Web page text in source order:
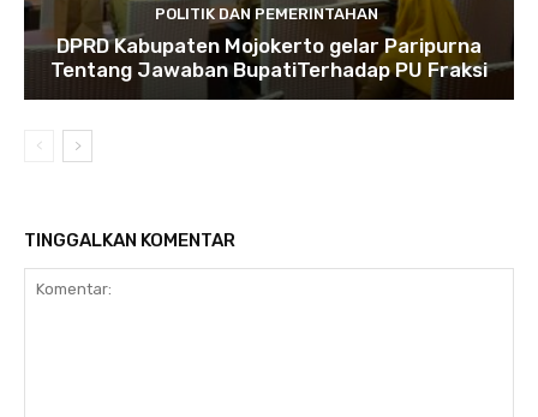
POLITIK DAN PEMERINTAHAN
DPRD Kabupaten Mojokerto gelar Paripurna
Tentang Jawaban BupatiTerhadap PU Fraksi
TINGGALKAN KOMENTAR